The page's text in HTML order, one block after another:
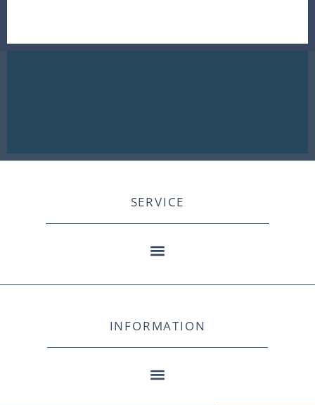
SERVICE
INFORMATION